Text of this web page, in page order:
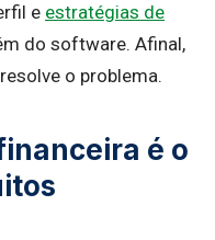
e estratégias de
do software. Afinal,
o problema.
é o